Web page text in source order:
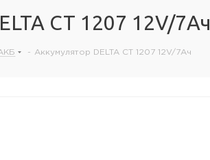
СТ 1207 12V/7Aч
- Аккумулятор DELTA СТ 1207 12V/7Aч